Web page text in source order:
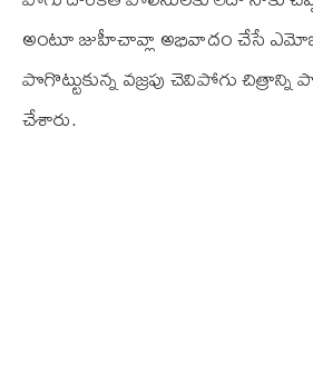
అంటూ జుహీచావ్లా అభివాదం చేసే
పొగొట్టుకున్న వజ్రపు చెవిపోగు చిత్రాన్ని
చేశారు.